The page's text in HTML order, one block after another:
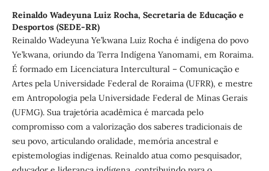
Reinaldo Wadeyuna Luiz Rocha, Secretaria de Educação e
Desportos (SEDE-RR)
Reinaldo Wadeyuna Ye’kwana Luiz Rocha é indígena do povo
Ye’kwana, oriundo da Terra Indígena Yanomami, em Roraima.
É formado em Licenciatura Intercultural – Comunicação e
Artes pela Universidade Federal de Roraima (UFRR), e mestre
em Antropologia pela Universidade Federal de Minas Gerais
(UFMG). Sua trajetória acadêmica é marcada pelo
compromisso com a valorização dos saberes tradicionais de
seu povo, articulando oralidade, memória ancestral e
epistemologias indígenas. Reinaldo atua como pesquisador,